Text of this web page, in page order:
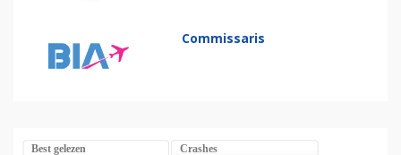
Commissaris
Best gelezen Crashes